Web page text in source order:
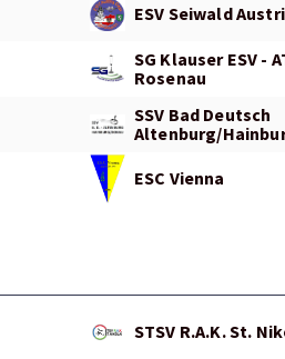
ESV Seiwald
SG Klauser ESV -
Rosenau
SSV Bad Deutsch
Altenburg/
ESC Vienna
STSV R.A.K. St.